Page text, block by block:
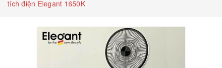
tích điện Elegant 1650K